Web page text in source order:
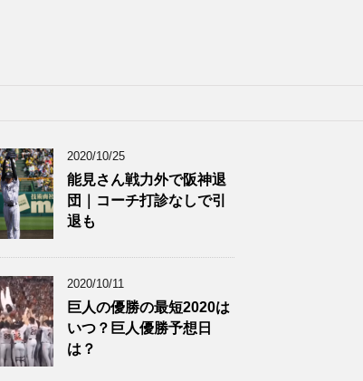
2020/10/25
能見さん戦力外で阪神退
団｜コーチ打診なしで引
退も
2020/10/11
巨人の優勝の最短2020は
いつ？巨人優勝予想日
は？